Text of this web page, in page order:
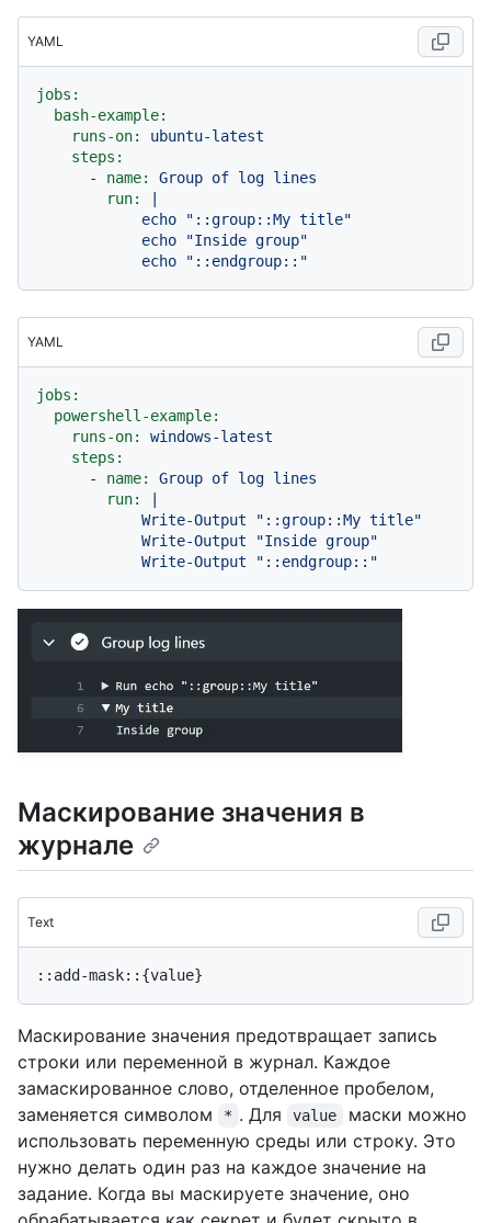
YAML
jobs:
bash-example:
runs-on:
ubuntu-latest
steps:
-
name: Group of log lines
run:
YAML
jobs:
powershell-example:
runs-on:
windows-latest
steps:
-
name: Group of log lines
run:
Маскирование значения в
журнале
Text
Маскирование значения предотвращает запись
строки или переменной в журнал. Каждое
замаскированное слово, отделенное пробелом,
заменяется символом
* . Для value
маски можно
использовать переменную среды или строку. Это
нужно делать один раз на каждое значение на
задание. Когда вы маскируете значение, оно